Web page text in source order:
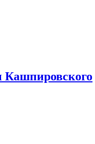
Кашпировского